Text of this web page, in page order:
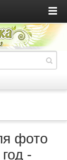
фото
-